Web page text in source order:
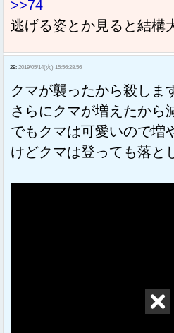
>>74
逃げる姿とか見ると結構
29: 2019/05/14(火) 15:56:28.56
クマが襲ったから殺しま
さらにクマが増えたから
でもクマは可愛いので増
けどクマは登っても落と